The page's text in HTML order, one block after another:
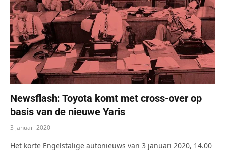
Newsflash: Toyota komt met cross-over op
basis van de nieuwe Yaris
3 januari 2020
Het korte Engelstalige autonieuws van 3 januari 2020, 14.00